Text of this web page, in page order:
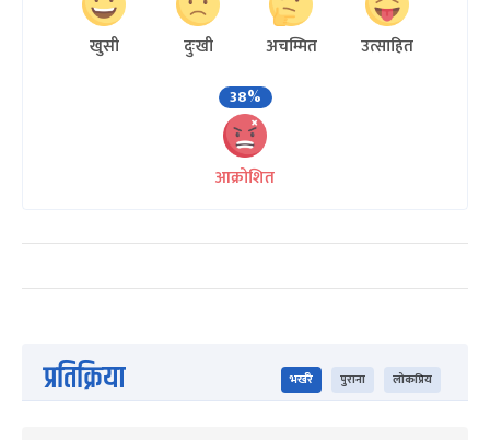
खुसी दुःखी अचम्मित
उत्साहित
38%
आक्रोशित
प्रतिक्रिया भर्खरै पुराना लोकप्रिय